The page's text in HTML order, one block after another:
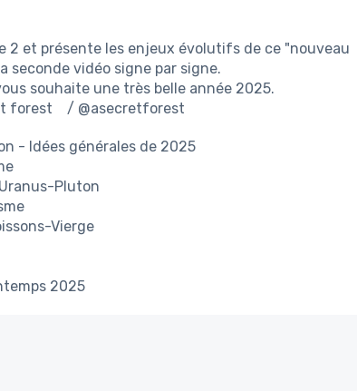
2 et présente les enjeux évolutifs de ce "nouveau
seconde vidéo signe par signe.
souhaite une très belle année 2025.
forest
/ @asecretforest
- Idées générales de 2025
Pluton
Vierge
2025